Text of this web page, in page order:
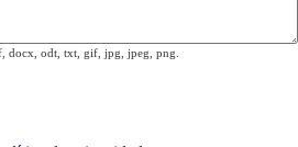
docx, odt, txt, gif, jpg, jpeg, png.